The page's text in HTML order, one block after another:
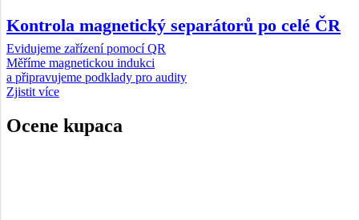
Kontrola magnetický separátorů po celé ČR
Evidujeme zařízení pomocí QR
Měříme magnetickou indukci
a připravujeme podklady pro audity
Zjistit více
Ocene kupaca